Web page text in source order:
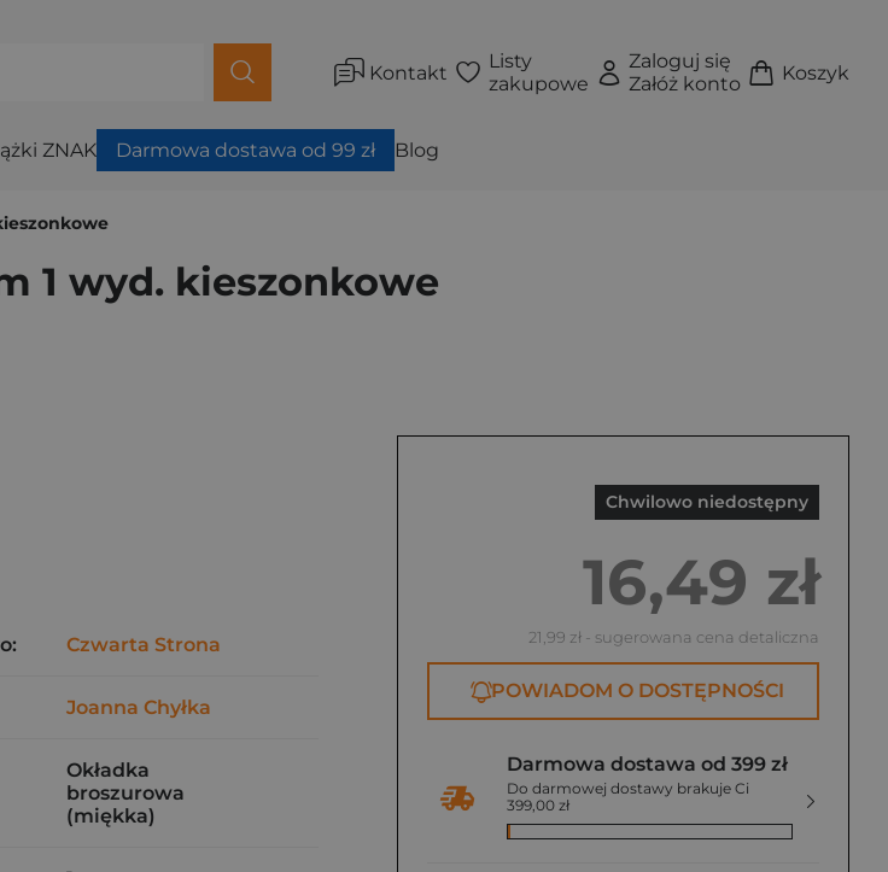
Kontakt
Listy
zakupowe
Zaloguj się
Załóż konto
Koszyk
ZNAK Darmowa dostawa od 99 zł Blog
1 wyd. kieszonkowe
Chwilowo niedostępny
16,49 zł
21,99 zł - sugerowana cena detaliczna
POWIADOM O DOSTĘPNOŚCI
Darmowa dostawa od 399 zł
Do darmowej dostawy brakuje Ci
399,00 zł
Czwarta Strona
Joanna Chyłka
Okładka
broszurowa
(miękka)